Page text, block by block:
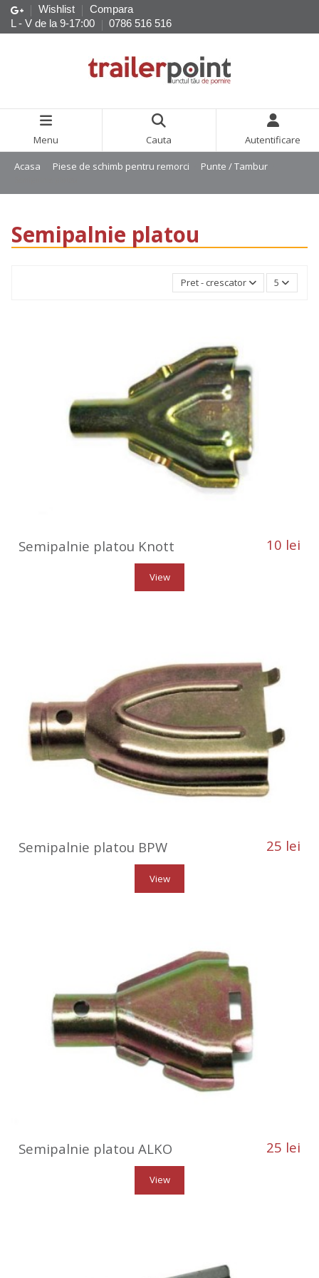
Wishlist
Compara
L - V de la 9-17:00
0786 516 516
Menu Cauta Autentificare
Acasa Piese de schimb pentru remorci Punte / Tambur
Semipalnie platou
Pret - crescator 5
Semipalnie platou Knott 10 lei
View
Semipalnie platou BPW 25 lei
View
Semipalnie platou ALKO 25 lei
View